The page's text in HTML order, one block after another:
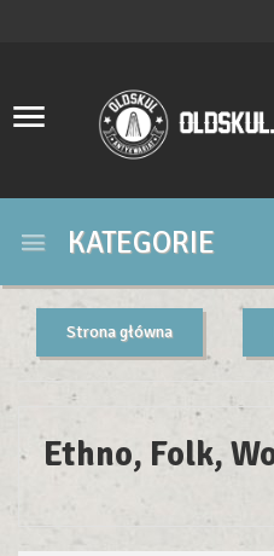
KATEGORIE
Strona główna
Ethno, Folk,